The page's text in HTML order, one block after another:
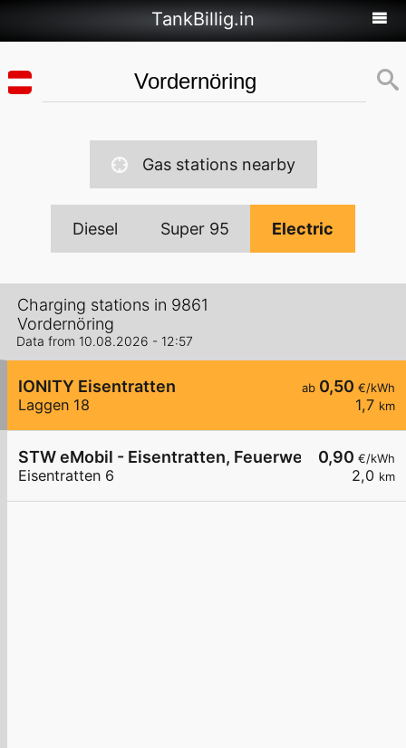
TankBillig.in
Gas stations nearby
Diesel Super 95 Electric
Charging stations in 9861
Vordernöring
Data from 10.08.2026 - 12:57
ab 0,50 €/kWh
1,7 km
IONITY Eisentratten
Laggen 18
0,90 €/kWh
2,0 km
STW eMobil - Eisentratten, Feuerwehr
Eisentratten 6